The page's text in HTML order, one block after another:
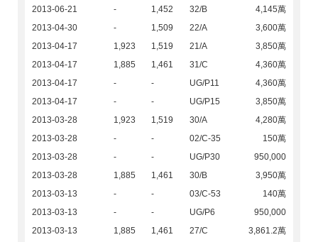
2013-06-21
- 1,452 32/B
4,145萬
2013-04-30
- 1,509 22/A
3,600萬
2013-04-17
1,923 1,519 21/A
3,850萬
2013-04-17
1,885 1,461 31/C
4,360萬
2013-04-17
- - UG/P11
4,360萬
2013-04-17
- - UG/P15
3,850萬
2013-03-28
1,923 1,519 30/A
4,280萬
2013-03-28
- - 02/C-35
150萬
2013-03-28
- - UG/P30
950,000
2013-03-28
1,885 1,461 30/B
3,950萬
2013-03-13
- - 03/C-53
140萬
2013-03-13
- - UG/P6
950,000
2013-03-13
1,885 1,461 27/C
3,861.2萬